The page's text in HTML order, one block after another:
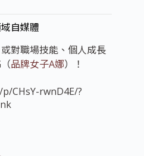
自媒體
對職場技能、個人成長
品牌女子A娜）！
CHsY-rwnD4E/?